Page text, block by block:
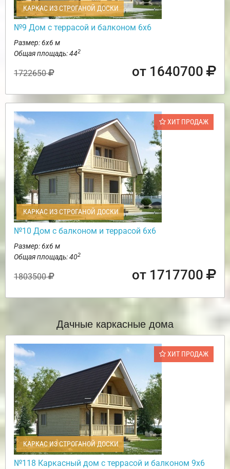
КАРКАС ИЗ СТРОГАНОЙ ДОСКИ
№9 Дом с террасой и балконом 6х6
Размер: 6х6 м
Общая площадь: 442
1722650 от 1640700
ХИТ ПРОДАЖ
КАРКАС ИЗ СТРОГАНОЙ ДОСКИ
№10 Дом с балконом и террасой 6х6
Размер: 6х6 м
Общая площадь: 402
1803500 от 1717700
Дачные каркасные дома
ХИТ ПРОДАЖ
КАРКАС ИЗ СТРОГАНОЙ ДОСКИ
№118 Каркасный дом с террасой и балконом 9х6